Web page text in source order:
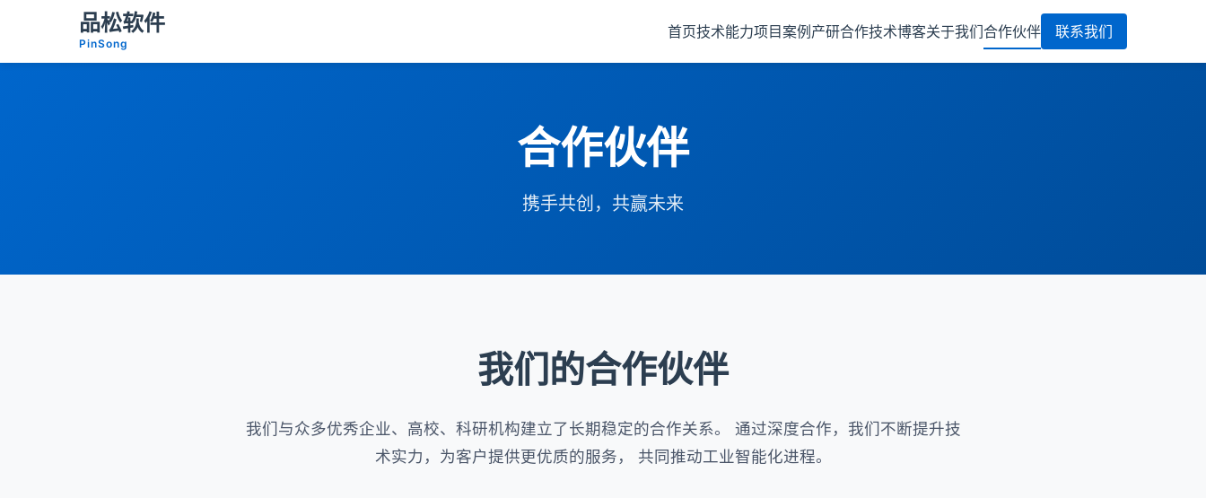
品松软件
PinSong
首页技术能力项目案例 产研合作技术博客关于我们合作伙伴 联系我们
合作伙伴
携手共创，共赢未来
我们的合作伙伴
我们与众多优秀企业、高校、科研机构建立了长期稳定的合作关系。 通过深度合作，我们不断提升技
术实力，为客户提供更优质的服务， 共同推动工业智能化进程。